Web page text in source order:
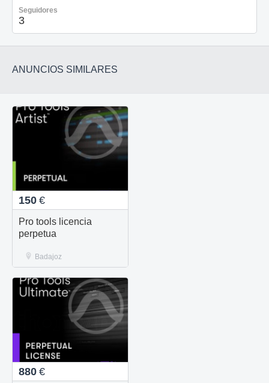
Seguidores
3
ANUNCIOS SIMILARES
150 €
Pro tools licencia
perpetua
Badajoz
880 €